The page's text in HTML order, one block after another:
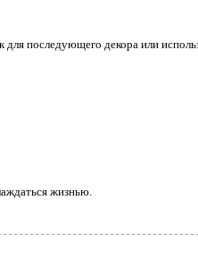
последующего декора или
жизнью.